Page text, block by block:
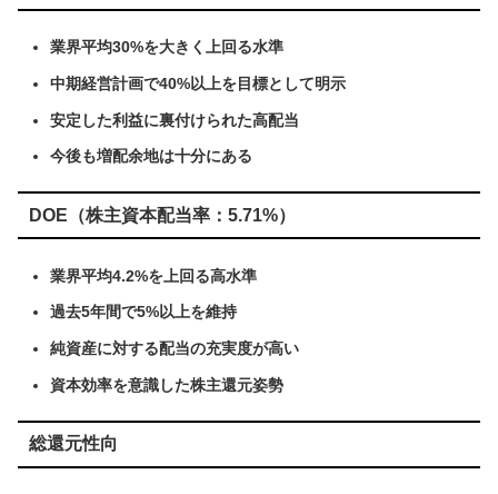
業界平均30%を大きく上回る水準
中期経営計画で40%以上を目標として明示
安定した利益に裏付けられた高配当
今後も増配余地は十分にある
DOE（株主資本配当率：5.71%）
業界平均4.2%を上回る高水準
過去5年間で5%以上を維持
純資産に対する配当の充実度が高い
資本効率を意識した株主還元姿勢
総還元性向